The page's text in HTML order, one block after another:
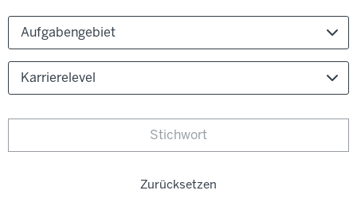
Aufgabengebiet
Karrierelevel
Zurücksetzen